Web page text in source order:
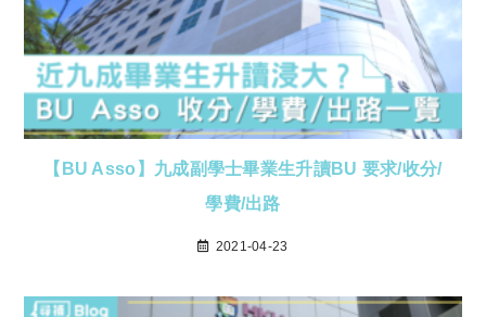
【BU Asso】九成副學士畢業生升讀BU 要求/收分/
學費/出路
2021-04-23